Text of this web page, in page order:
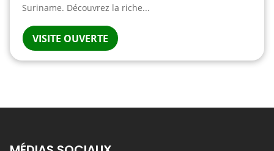
Suriname. Découvrez la riche...
VISITE OUVERTE